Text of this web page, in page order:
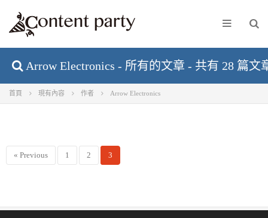
Arrow Electronics - 所有的文章 - 共有 28 篇文
首頁 現有內容 作者 Arrow Electronics
« Previous 1 2 3